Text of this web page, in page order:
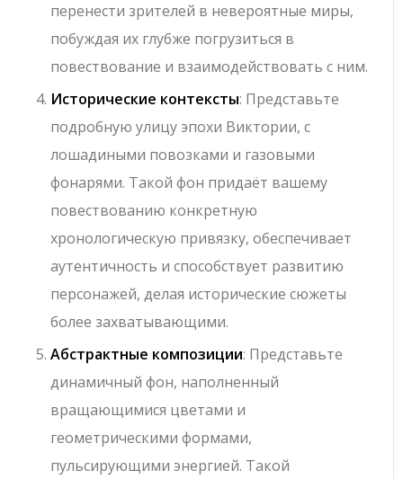
перенести зрителей в невероятные миры,
побуждая их глубже погрузиться в
повествование и взаимодействовать с ним.
Исторические контексты: Представьте
подробную улицу эпохи Виктории, с
лошадиными повозками и газовыми
фонарями. Такой фон придаёт вашему
повествованию конкретную
хронологическую привязку, обеспечивает
аутентичность и способствует развитию
персонажей, делая исторические сюжеты
более захватывающими.
Абстрактные композиции: Представьте
динамичный фон, наполненный
вращающимися цветами и
геометрическими формами,
пульсирующими энергией. Такой